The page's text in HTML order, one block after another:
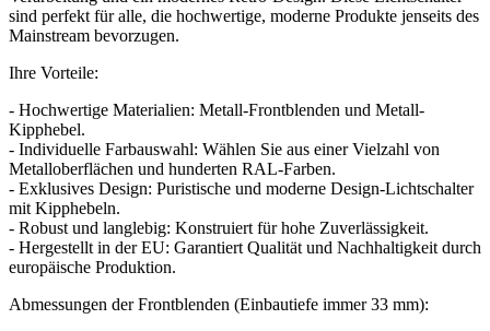
sind perfekt für alle, die hochwertige, moderne Produkte jenseits des
Mainstream bevorzugen.
Ihre Vorteile:
- Hochwertige Materialien: Metall-Frontblenden und Metall-
Kipphebel.
- Individuelle Farbauswahl: Wählen Sie aus einer Vielzahl von
Metalloberflächen und hunderten RAL-Farben.
- Exklusives Design: Puristische und moderne Design-Lichtschalter
mit Kipphebeln.
- Robust und langlebig: Konstruiert für hohe Zuverlässigkeit.
- Hergestellt in der EU: Garantiert Qualität und Nachhaltigkeit durch
europäische Produktion.
Abmessungen der Frontblenden (Einbautiefe immer 33 mm):